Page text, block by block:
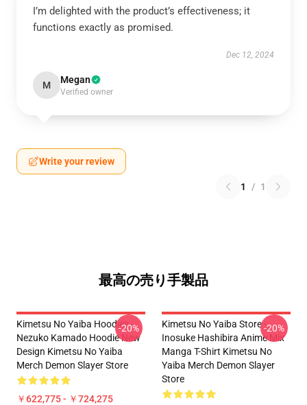
I’m delighted with the product’s effectiveness; it
functions exactly as promised.
Dec 12, 2024
M Megan
Verified owner
Write your review
1 / 1
最高の売り手製品
Kimetsu No Yaiba Hoodies -
Nezuko Kamado Hoodie New
Design Kimetsu No Yaiba
Merch Demon Slayer Store
￥622,775 - ￥724,275
-20%
Kimetsu No Yaiba Store -
Inosuke Hashibira Anime Mix
Manga T-Shirt Kimetsu No
Yaiba Merch Demon Slayer
Store
-20%